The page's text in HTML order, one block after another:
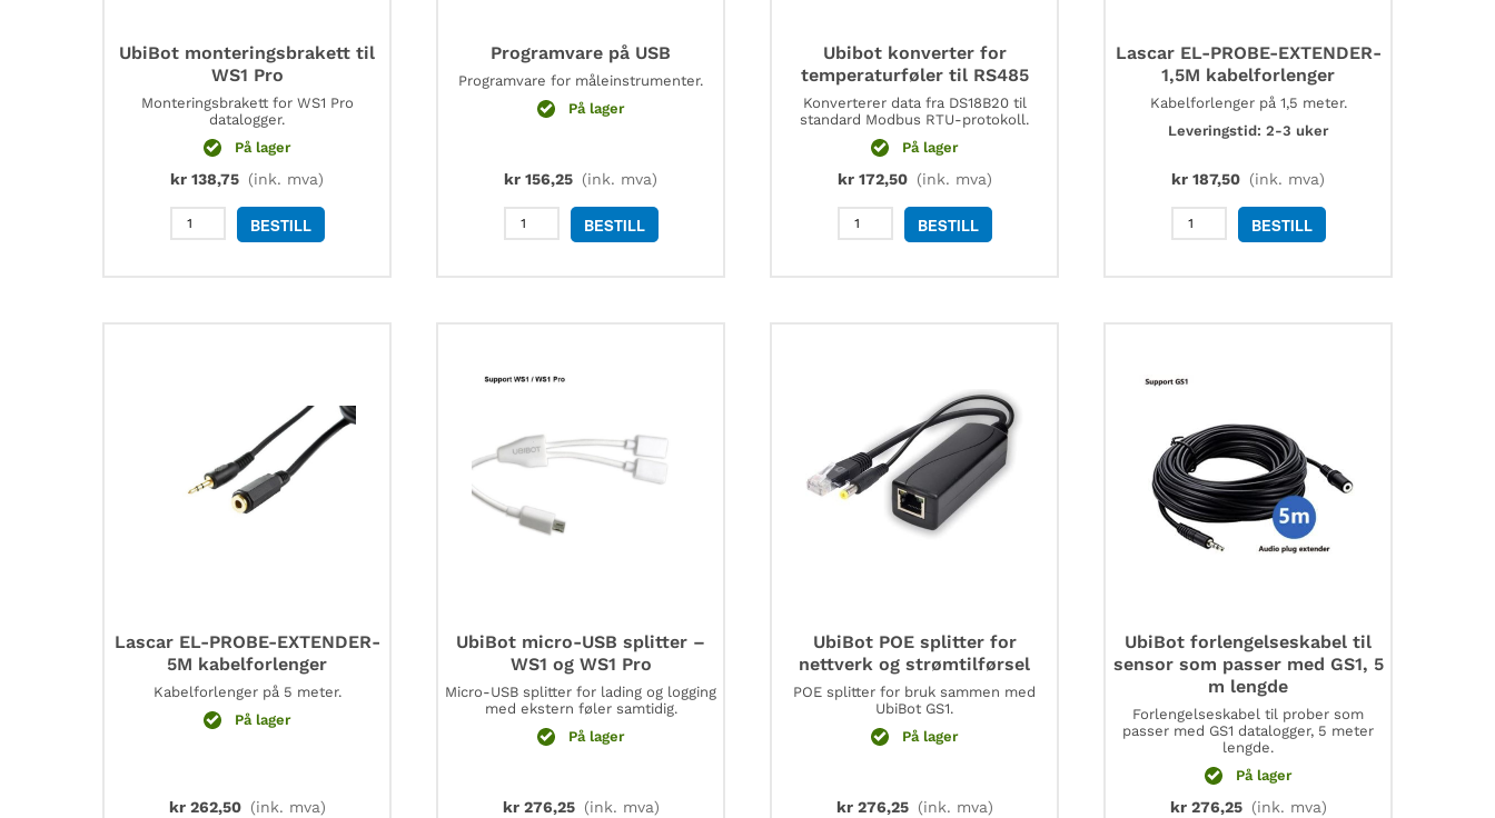
UbiBot monteringsbrakett til
WS1 Pro
Monteringsbrakett for WS1 Pro
datalogger.
På lager
kr 138,75 (ink. mva)
UbiBot
monteringsbrakett
BESTILL
Programvare på USB
Programvare for måleinstrumenter.
På lager
kr 156,25 (ink. mva)
Programvare
på
BESTILL
Ubibot konverter for
temperaturføler til RS485
Konverterer data fra DS18B20 til
standard Modbus RTU-protokoll.
På lager
kr172,50 (ink. mva)
Ubibot
konverter
BESTILL
Lascar EL-PROBE-EXTENDER-
1,5M kabelforlenger
Kabelforlenger på 1,5 meter.
Leveringstid: 2-3 uker
kr 187,50 (ink. mva)
Lascar
EL-
BESTILL
Lascar EL-PROBE-EXTENDER-
5M kabelforlenger
Kabelforlenger på 5 meter.
På lager
kr262,50 (ink. mva)
UbiBot micro-USB splitter –
WS1 og WS1 Pro
Micro-USB splitter for lading og logging
med ekstern føler samtidig.
På lager
kr276,25 (ink. mva)
UbiBot POE splitter for
nettverk og strømtilførsel
POE splitter for bruk sammen med
UbiBot GS1.
På lager
kr276,25 (ink. mva)
UbiBot forlengelseskabel til
sensor som passer med GS1, 5
m lengde
Forlengelseskabel til prober som
passer med GS1 datalogger, 5 meter
lengde.
På lager
kr276,25 (ink. mva)